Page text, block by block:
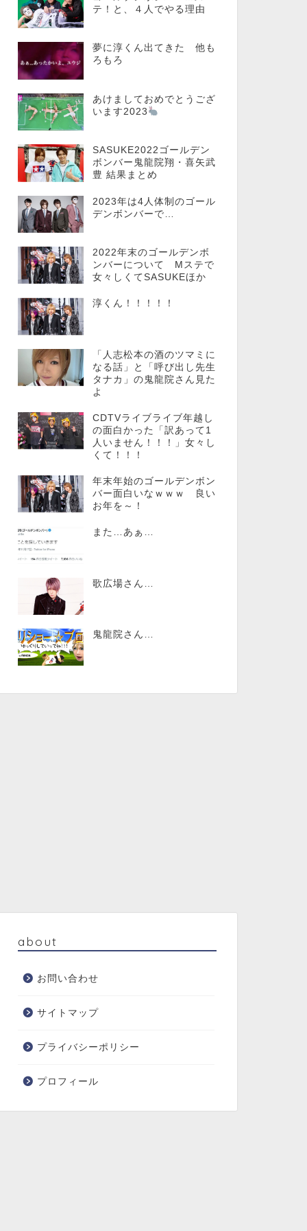
テ！と、４人でやる理由
夢に淳くん出てきた 他も
ろもろ
あけましておめでとうござ
います2023
SASUKE2022ゴールデン
ボンバー鬼龍院翔・喜矢武
豊 結果まとめ
2023年は4人体制のゴール
デンボンバーで…
2022年末のゴールデンボ
ンバーについて Mステで
女々しくてSASUKEほか
淳くん！！！！！
「人志松本の酒のツマミに
なる話」と「呼び出し先生
タナカ」の鬼龍院さん見た
よ
CDTVライブライブ年越し
の面白かった「訳あって1
人いません！！！」女々し
くて！！！
年末年始のゴールデンボン
バー面白いなｗｗｗ 良い
お年を～！
また…あぁ…
歌広場さん…
鬼龍院さん…
about
お問い合わせ
サイトマップ
プライバシーポリシー
プロフィール